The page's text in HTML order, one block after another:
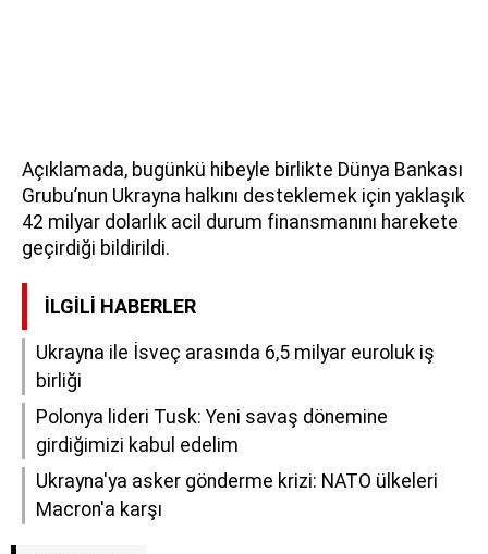
Açıklamada, bugünkü hibeyle birlikte Dünya Bankası
Grubu’nun Ukrayna halkını desteklemek için yaklaşık
42 milyar dolarlık acil durum finansmanını harekete
geçirdiği bildirildi.
İLGILI HABERLER
Ukrayna ile İsveç arasında 6,5 milyar euroluk iş
birliği
Polonya lideri Tusk: Yeni savaş dönemine
girdiğimizi kabul edelim
Ukrayna'ya asker gönderme krizi: NATO ülkeleri
Macron'a karşı